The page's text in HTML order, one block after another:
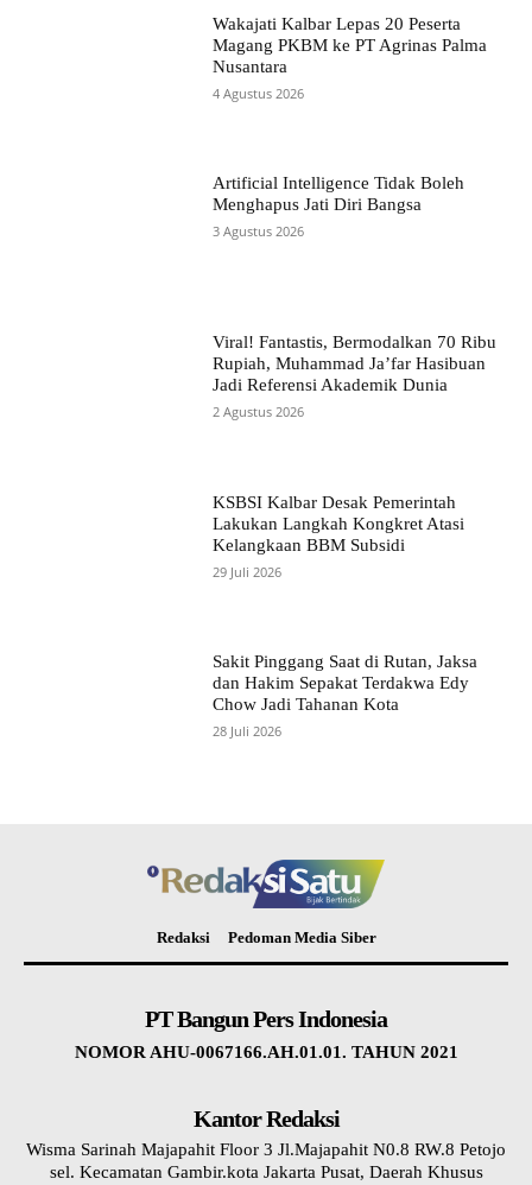
Wakajati Kalbar Lepas 20 Peserta
Magang PKBM ke PT Agrinas Palma
Nusantara
4 Agustus 2026
Artificial Intelligence Tidak Boleh
Menghapus Jati Diri Bangsa
3 Agustus 2026
Viral! Fantastis, Bermodalkan 70 Ribu
Rupiah, Muhammad Ja’far Hasibuan
Jadi Referensi Akademik Dunia
2 Agustus 2026
KSBSI Kalbar Desak Pemerintah
Lakukan Langkah Kongkret Atasi
Kelangkaan BBM Subsidi
29 Juli 2026
Sakit Pinggang Saat di Rutan, Jaksa
dan Hakim Sepakat Terdakwa Edy
Chow Jadi Tahanan Kota
28 Juli 2026
Redaksi Pedoman Media Siber
PT Bangun Pers Indonesia
NOMOR AHU-0067166.AH.01.01. TAHUN 2021
Kantor Redaksi
Wisma Sarinah Majapahit Floor 3 Jl.Majapahit N0.8 RW.8 Petojo
sel. Kecamatan Gambir.kota Jakarta Pusat, Daerah Khusus